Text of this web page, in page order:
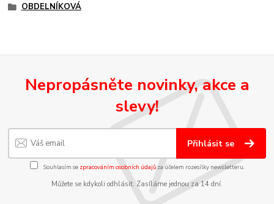
OBDELNÍKOVÁ
Nepropásněte novinky, akce a
slevy!
Přihlásit se
Souhlasím se zpracováním osobních údajůza účelem rozesílky newsletteru.
Můžete se kdykoli odhlásit. Zasíláme jednou za 14 dní.